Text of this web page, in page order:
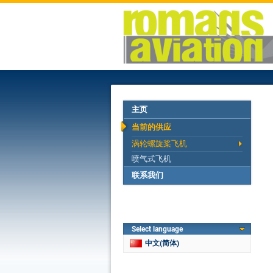
主页
当前的供应
涡轮螺旋桨飞机
喷气式飞机
联系我们
Select language
中文(简体)